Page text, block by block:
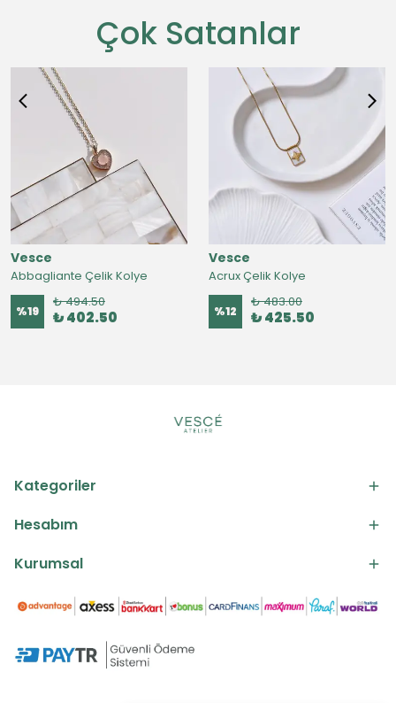
Çok Satanlar
Vesce
Abbagliante Çelik Kolye
%19
₺ 494.50
₺ 402.50
Vesce
Acrux Çelik Kolye
%12
₺ 483.00
₺ 425.50
Kategoriler
Hesabım
Kurumsal